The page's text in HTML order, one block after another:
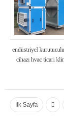
endüstriyel
cihazı hvac ticari
Ilk Sayfa